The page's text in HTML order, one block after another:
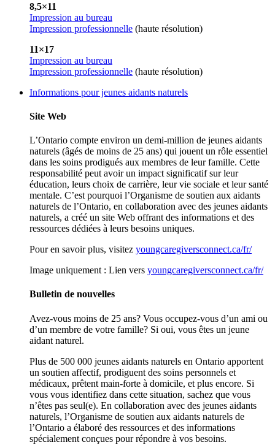
8,5×11
Impression au bureau
Impression professionnelle (haute résolution)
11×17
Impression au bureau
Impression professionnelle (haute résolution)
Informations pour jeunes aidants naturels
Site Web
L’Ontario compte environ un demi-million de jeunes aidants
naturels (âgés de moins de 25 ans) qui jouent un rôle essentiel
dans les soins prodigués aux membres de leur famille. Cette
responsabilité peut avoir un impact significatif sur leur
éducation, leurs choix de carrière, leur vie sociale et leur santé
mentale. C’est pourquoi l’Organisme de soutien aux aidants
naturels de l’Ontario, en collaboration avec des jeunes aidants
naturels, a créé un site Web offrant des informations et des
ressources dédiées à leurs besoins uniques.
Pour en savoir plus, visitez youngcaregiversconnect.ca/fr/
Image uniquement : Lien vers youngcaregiversconnect.ca/fr/
Bulletin de nouvelles
Avez-vous moins de 25 ans? Vous occupez-vous d’un ami ou
d’un membre de votre famille? Si oui, vous êtes un jeune
aidant naturel.
Plus de 500 000 jeunes aidants naturels en Ontario apportent
un soutien affectif, prodiguent des soins personnels et
médicaux, prêtent main-forte à domicile, et plus encore. Si
vous vous identifiez dans cette situation, sachez que vous
n’êtes pas seul(e). En collaboration avec des jeunes aidants
naturels, l’Organisme de soutien aux aidants naturels de
l’Ontario a élaboré des ressources et des informations
spécialement conçues pour répondre à vos besoins.